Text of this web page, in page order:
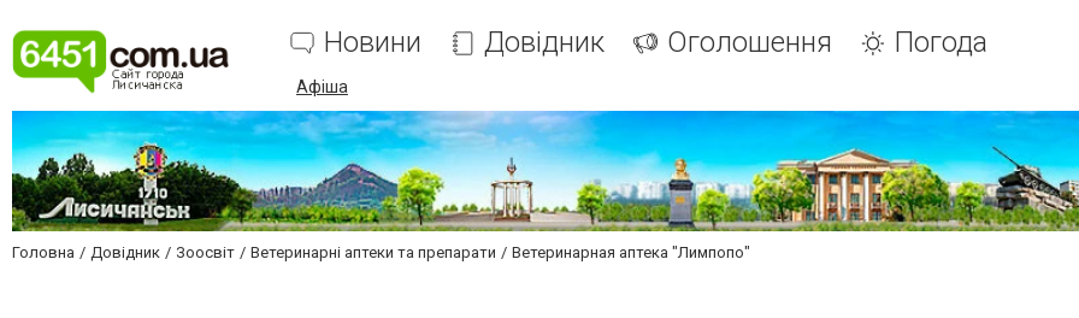
Новини Довідник Оголошення Погода
Афіша
Головна Довідник Зоосвіт Ветеринарні аптеки та препарати Ветеринарная аптека "Лимпопо"